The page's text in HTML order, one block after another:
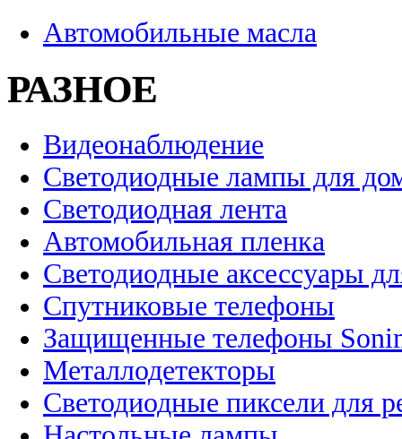
Автомобильные масла
РАЗНОЕ
Видеонаблюдение
Светодиодные лампы для
Светодиодная лента
Автомобильная пленка
Светодиодные аксессуары
Спутниковые телефоны
Защищенные телефоны
Металлодетекторы
Светодиодные пиксели для